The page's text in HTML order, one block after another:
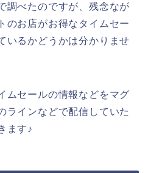
調べたのですが、残念なが
のお店がお得なタイムセー
いるかどうかは分かりませ
ムセールの情報などをマグ
ラインなどで配信していた
ます♪